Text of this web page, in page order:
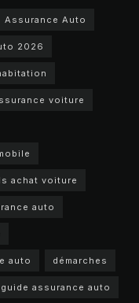
Assurance Auto
2026
voiture
achat voiture
auto
auto démarches
guide assurance auto